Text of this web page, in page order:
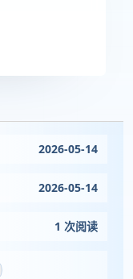
2026-05-14
2026-05-14
1 次阅读